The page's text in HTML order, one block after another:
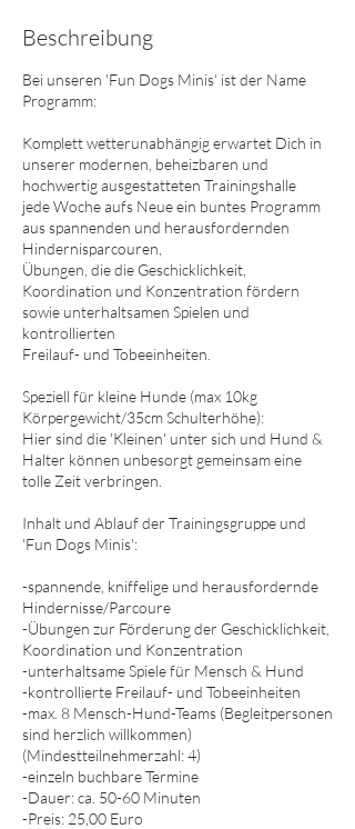
t
Beschreibung
Bei unseren 'Fun Dogs Minis' ist der Name
Programm:
Komplett wetterunabhängig erwartet Dich in
unserer modernen, beheizbaren und
hochwertig ausgestatteten Trainingshalle
jede Woche aufs Neue ein buntes Programm
aus spannenden und herausfordernden
Hindernisparcouren,
Übungen, die die Geschicklichkeit,
Koordination und Konzentration fördern
sowie unterhaltsamen Spielen und
kontrollierten
Freilauf- und Tobeeinheiten.
Speziell für kleine Hunde (max 10kg
Körpergewicht/35cm Schulterhöhe):
​Hier sind die 'Kleinen' unter sich und Hund &
Halter können unbesorgt gemeinsam eine
tolle Zeit verbringen.
Inhalt und Ablauf der Trainingsgruppe und
'Fun Dogs Minis':
-spannende, kniffelige und herausfordernde
Hindernisse/Parcoure
-Übungen zur Förderung der Geschicklichkeit,
Koordination und Konzentration
-unterhaltsame Spiele für Mensch & Hund
-kontrollierte Freilauf- und Tobeeinheiten​
-max. 8 Mensch-Hund-Teams (Begleitpersonen
sind herzlich willkommen)
(Mindestteilnehmerzahl: 4)
-einzeln buchbare Termine
-Dauer: ca. 50-60 Minuten
-Preis: 25,00 Euro